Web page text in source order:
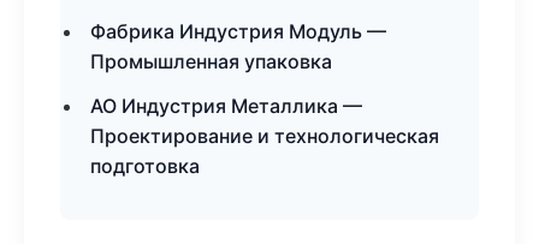
Фабрика Индустрия Модуль —
Промышленная упаковка
АО Индустрия Металлика —
Проектирование и технологическая
подготовка